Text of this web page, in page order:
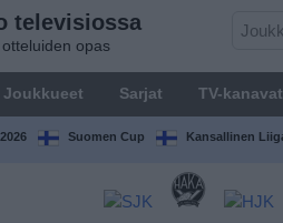
televisiossa
opas
Joukkueet Sarjat TV-kanavat
Suomen Cup Kansallinen